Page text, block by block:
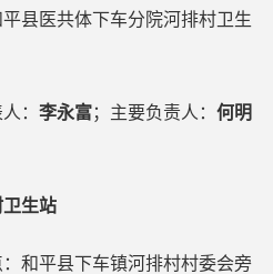
县医共体下车分院河排村卫生
：李永富；主要负责人：何明
卫生站
和平县下车镇河排村村委会旁